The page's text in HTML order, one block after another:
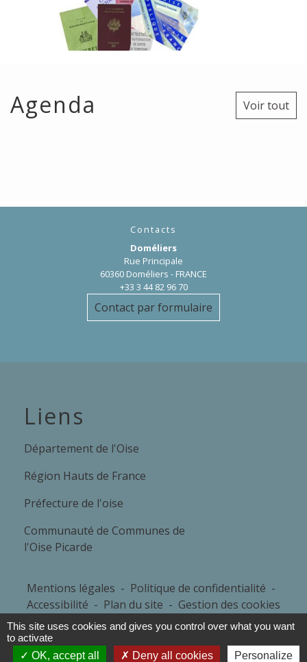
Agenda Voir tout
Contacts
Doméliers
Rue Principale
60360 Doméliers - FRANCE
+33 3 44 82 96 70
Contact par formulaire
Liens
Département de l'Oise
Région Hauts de France
Préfecture de l'oise
Communauté de Communes de
l'Oise Picarde
Mentions légales - Politique de confidentialité -
Accessibilité - Plan du site - Gestion des cookies
Site créé en partenariat avec Réseau des Communes
This site uses cookies and gives you control over what you want
to activate
OK, accept all
Deny all cookies Personalize